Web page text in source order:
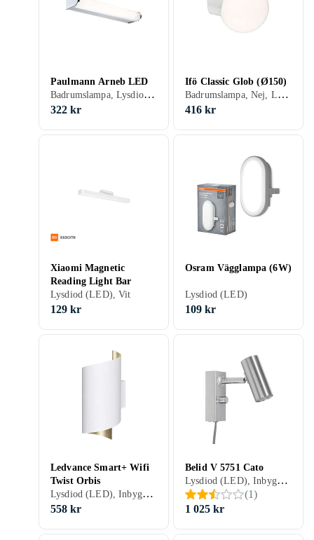
Paulmann Arneb LED
Badrumslampa, Lysdiod (LED), Lämplig för badrum, Vit, Rostfri/krom, Silver, Aluminium
322 kr
Ifö Classic Glob (Ø150)
Badrumslampa, Nej, Lämplig för badrum, Vit, Svart, E27
416 kr
Xiaomi Magnetic
Reading Light Bar
Lysdiod (LED), Vit
129 kr
Osram Vägglampa (6W)
Lysdiod (LED)
109 kr
Ledvance Smart+ Wifi
Twist Orbis
Lysdiod (LED), Inbyggd dimmer, Vit, Svart, Aluminium, Grå/Antracit
558 kr
Belid V 5751 Cato
Lysdiod (LED), Inbyggd dimmer, Inbyggd strömbrytare, Spotlight, Lämplig som nattlampa, Vit, Rostfri/krom, Svart, Silver, Aluminium, Grå/Antracit, Röd, Beige, Gul, Brun, Guld, Koppar, Mässing, GU4
(1)
1 025 kr